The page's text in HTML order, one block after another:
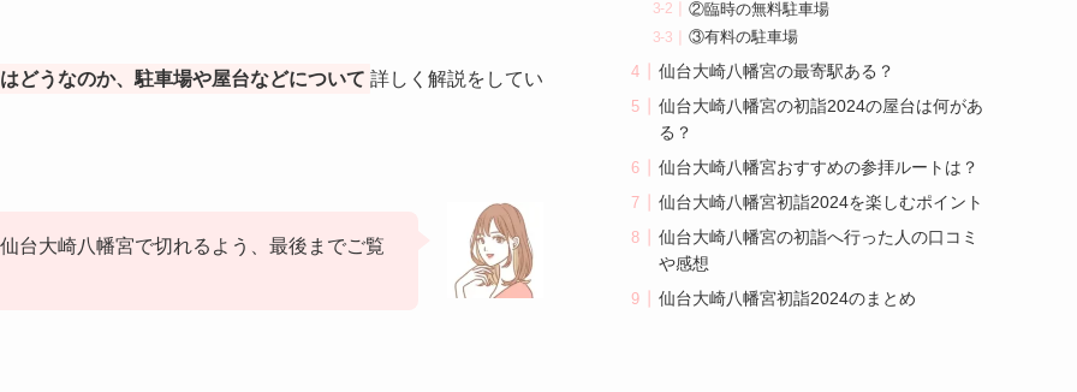
どうなのか、駐車場や屋台などについて 詳しく解説をしてい
台大崎八幡宮で切れるよう、最後までご覧
②臨時の無料駐車場
③有料の駐車場
仙台大崎八幡宮の最寄駅ある？
仙台大崎八幡宮の初詣2024の屋台は何があ
る？
仙台大崎八幡宮おすすめの参拝ルートは？
仙台大崎八幡宮初詣2024を楽しむポイント
仙台大崎八幡宮の初詣へ行った人の口コミ
や感想
仙台大崎八幡宮初詣2024のまとめ